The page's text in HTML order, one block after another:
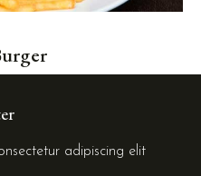
adipiscing elit